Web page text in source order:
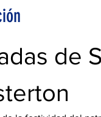
de